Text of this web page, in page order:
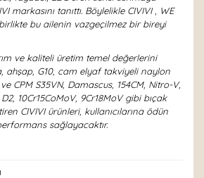
markasını tanıttı. Böylelikle CIVIVI , WE
birlikte bu ailenin vazgeçilmez bir bireyi
ve kaliteli üretim temel değerlerini
ahşap, G10, cam elyaf takviyeli naylon
CPM S35VN, Damascus, 154CM, Nitro-V,
10Cr15CoMoV, 9Cr18MoV gibi bıçak
CIVIVI ürünleri, kullanıcılarına ödün
sağlayacaktır.